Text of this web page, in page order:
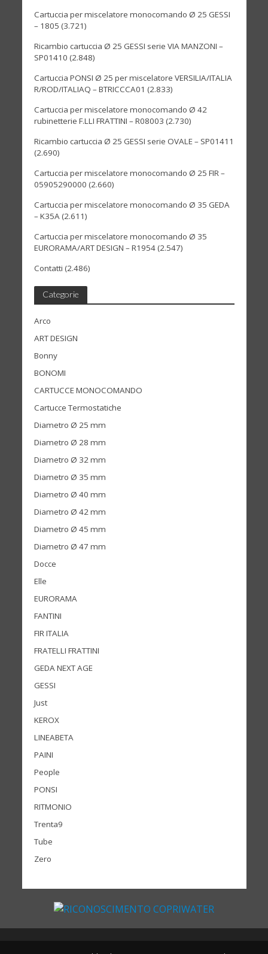
Cartuccia per miscelatore monocomando Ø 25 GESSI
– 1805 (3.721)
Ricambio cartuccia Ø 25 GESSI serie VIA MANZONI –
SP01410 (2.848)
Cartuccia PONSI Ø 25 per miscelatore VERSILIA/ITALIA
R/ROD/ITALIAQ – BTRICCCA01 (2.833)
Cartuccia per miscelatore monocomando Ø 42
rubinetterie F.LLI FRATTINI – R08003 (2.730)
Ricambio cartuccia Ø 25 GESSI serie OVALE – SP01411
(2.690)
Cartuccia per miscelatore monocomando Ø 25 FIR –
05905290000 (2.660)
Cartuccia per miscelatore monocomando Ø 35 GEDA
– K35A(2.611)
Cartuccia per miscelatore monocomando Ø 35
EURORAMA/ART DESIGN – R1954(2.547)
Contatti (2.486)
Categorie
Arco
ART DESIGN
Bonny
BONOMI
CARTUCCE MONOCOMANDO
Cartucce Termostatiche
Diametro Ø 25 mm
Diametro Ø 28 mm
Diametro Ø 32 mm
Diametro Ø 35 mm
Diametro Ø 40 mm
Diametro Ø 42 mm
Diametro Ø 45 mm
Diametro Ø 47 mm
Docce
Elle
EURORAMA
FANTINI
FIR ITALIA
FRATELLI FRATTINI
GEDA NEXT AGE
GESSI
Just
KEROX
LINEABETA
PAINI
People
PONSI
RITMONIO
Trenta9
Tube
Zero